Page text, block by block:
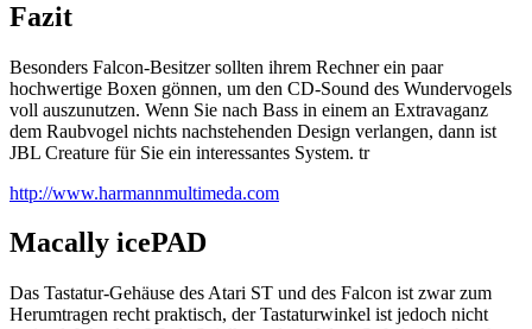
Fazit
Besonders Falcon-Besitzer sollten ihrem Rechner ein paar
hochwertige Boxen gönnen, um den CD-Sound des Wundervogels
voll auszunutzen. Wenn Sie nach Bass in einem an Extravaganz
dem Raubvogel nichts nachstehenden Design verlangen, dann ist
JBL Creature für Sie ein interessantes System. tr
http://www.harmannmultimeda.com
Macally icePAD
Das Tastatur-Gehäuse des Atari ST und des Falcon ist zwar zum
Herumtragen recht praktisch, der Tastaturwinkel ist jedoch nicht